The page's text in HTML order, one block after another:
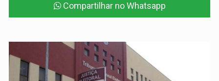
Compartilhar no Whatsapp